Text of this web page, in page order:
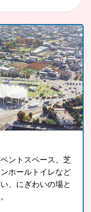
ントスペース、芝
ホールトイレなど
、にぎわいの場と
湖や山中湖、世界
が一望できる眺望
ー」
う」をもっと気軽
に、また地域の皆
という思いから開
杯を見つけてみま